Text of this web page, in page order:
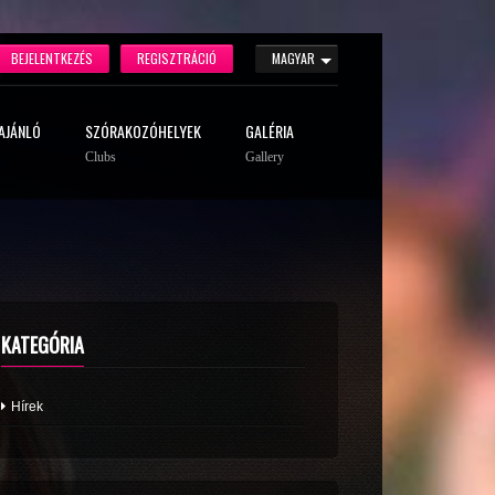
MAGYAR
REGISZTRÁCIÓ
BEJELENTKEZÉS
SZÓRAKOZÓHELYEK
Clubs
GALÉRIA
Gallery
KATEGÓRIA
Hírek